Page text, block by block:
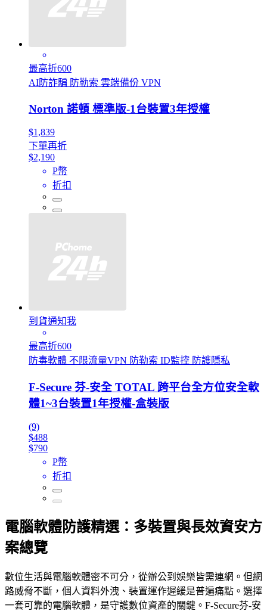
最高折600
AI防詐騙 防勒索 雲端備份 VPN
Norton 諾頓 標準版-1台裝置3年授權
$1,839
下單再折
$2,190
P幣
折扣
到貨通知我
最高折600
防毒軟體 不限流量VPN 防勒索 ID監控 防護隱私
F-Secure 芬-安全 TOTAL 跨平台全方位安全軟
體1~3台裝置1年授權-盒裝版
(9)
$488
$790
P幣
折扣
電腦軟體防護精選：多裝置與長效資安方
案總覽
數位生活與電腦軟體密不可分，從辦公到娛樂皆需連網。但網
路威脅不斷，個人資料外洩、裝置運作遲緩是普遍痛點。選擇
一套可靠的電腦軟體，是守護數位資產的關鍵。F-Secure芬-安